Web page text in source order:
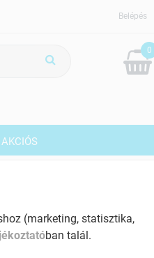
Belépés
0
AKCIÓS
val , [1962 Ft/kg]
kedvezmények:
(marketing, statisztika,
ban talál.